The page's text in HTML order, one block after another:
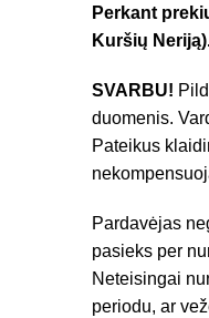
Perkant
Kuršių
SVARBU!
duomenis.
Pateikus
Pardavėjas
pasieks per
Neteisingai
periodu, ar